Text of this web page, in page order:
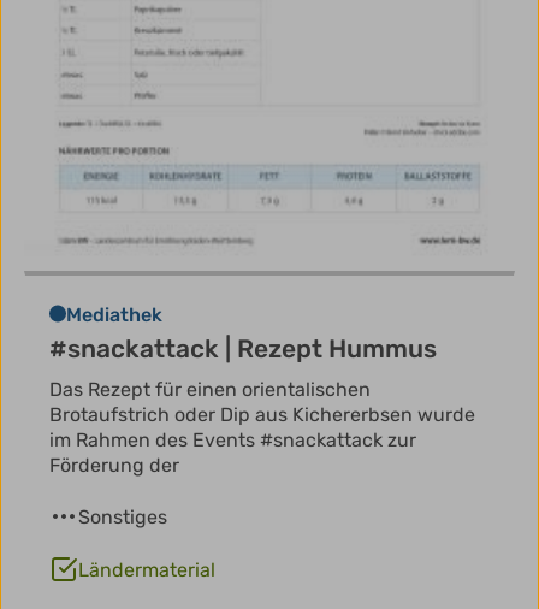
Mediathek
#snackattack | Rezept Hummus
Das Rezept für einen orientalischen
Brotaufstrich oder Dip aus Kichererbsen wurde
im Rahmen des Events #snackattack zur
Förderung der
Sonstiges
Ländermaterial